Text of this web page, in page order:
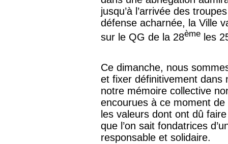
jusqu’à l’arrivée des
défense acharnée, la Ville
sur le QG de la 28ème les
Ce dimanche, nous
et fixer définitivement dans
notre mémoire collective
encourues à ce moment
les valeurs dont ont dû
que l’on sait fondatrices
responsable et solidaire.